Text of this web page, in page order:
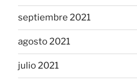
septiembre 2021
agosto 2021
julio 2021